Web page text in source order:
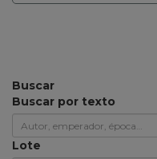
Buscar
Buscar por texto
Lote